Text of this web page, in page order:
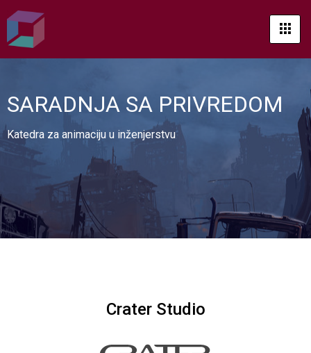
SARADNJA SA PRIVREDOM
Katedra za animaciju u inženjerstvu
Crater Studio